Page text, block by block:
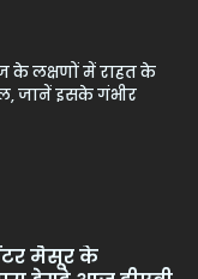
के लक्षणों में राहत के
जानें इसके गंभीर
मैसूर के